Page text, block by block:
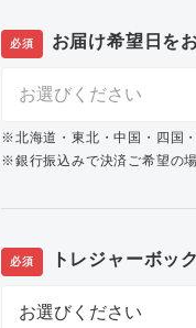
必須 お届け希望日を
※北海道・東北・中国・四国
※銀行振込みで決済ご希望の
必須 トレジャーボッ